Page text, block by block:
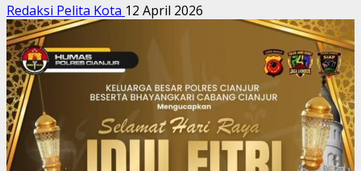
Redaksi Pelita Kota 12 April 2026